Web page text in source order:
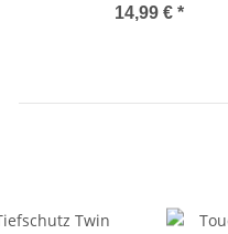
Euro - Surprise für Girls
14,99 € *